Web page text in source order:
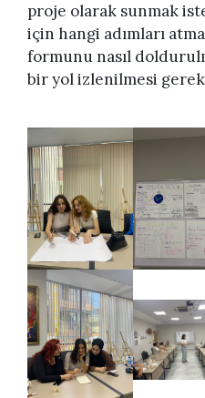
proje olarak sunmak
için hangi adımları
formunu nasıl
bir yol izlenilmesi